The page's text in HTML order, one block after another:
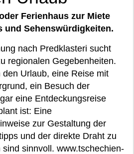
Ferienhaus zur Miete
und Sehenswürdigkeiten.
nach Predklasteri sucht
regionalen Gegebenheiten.
Urlaub, eine Reise mit
ein Besuch der
eine Entdeckungsreise
ist: Eine
zur Gestaltung der
und der direkte Draht zu
sinnvoll. www.tschechien-